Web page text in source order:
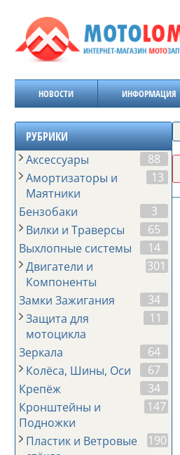
НОВОСТИ ИНФОРМАЦИЯ
РУБРИКИ
Аксессуары
88
Амортизаторы и
Маятники
13
Бензобаки
3
Вилки и Траверсы
65
Выхлопные системы
14
Двигатели и
Компоненты
301
Замки Зажигания
34
Защита для
мотоцикла
11
Зеркала
64
Колёса, Шины, Оси
67
Крепёж
34
Кронштейны и
Подножки
147
Пластик и Ветровые
190